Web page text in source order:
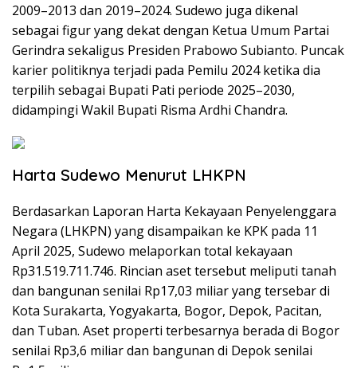
2009–2013 dan 2019–2024. Sudewo juga dikenal
sebagai figur yang dekat dengan Ketua Umum Partai
Gerindra sekaligus Presiden Prabowo Subianto. Puncak
karier politiknya terjadi pada Pemilu 2024 ketika dia
terpilih sebagai Bupati Pati periode 2025–2030,
didampingi Wakil Bupati Risma Ardhi Chandra.
Harta Sudewo Menurut LHKPN
Berdasarkan Laporan Harta Kekayaan Penyelenggara
Negara (LHKPN) yang disampaikan ke KPK pada 11
April 2025, Sudewo melaporkan total kekayaan
Rp31.519.711.746. Rincian aset tersebut meliputi tanah
dan bangunan senilai Rp17,03 miliar yang tersebar di
Kota Surakarta, Yogyakarta, Bogor, Depok, Pacitan,
dan Tuban. Aset properti terbesarnya berada di Bogor
senilai Rp3,6 miliar dan bangunan di Depok senilai